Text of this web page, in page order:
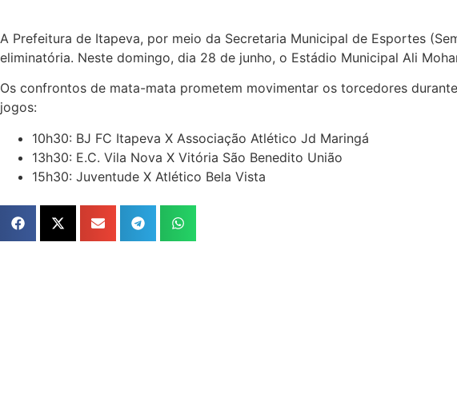
A Prefeitura de Itapeva, por meio da Secretaria Municipal de Esportes
eliminatória. Neste domingo, dia 28 de junho, o Estádio Municipal Ali
Os confrontos de mata-mata prometem movimentar os torcedores
jogos:
10h30: BJ FC Itapeva X Associação Atlético Jd Maringá
13h30: E.C. Vila Nova X Vitória São Benedito União
15h30: Juventude X Atlético Bela Vista